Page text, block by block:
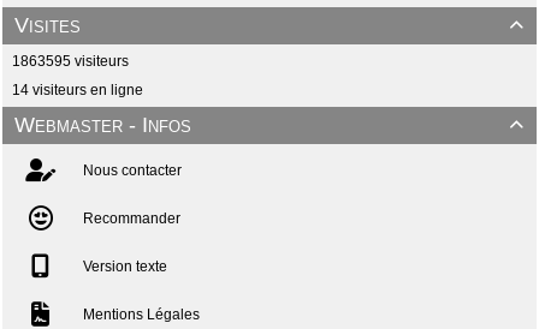

Visites
1863595 visiteurs
14 visiteurs en ligne

Webmaster - Infos
Nous contacter
Recommander
Version texte
Mentions Légales